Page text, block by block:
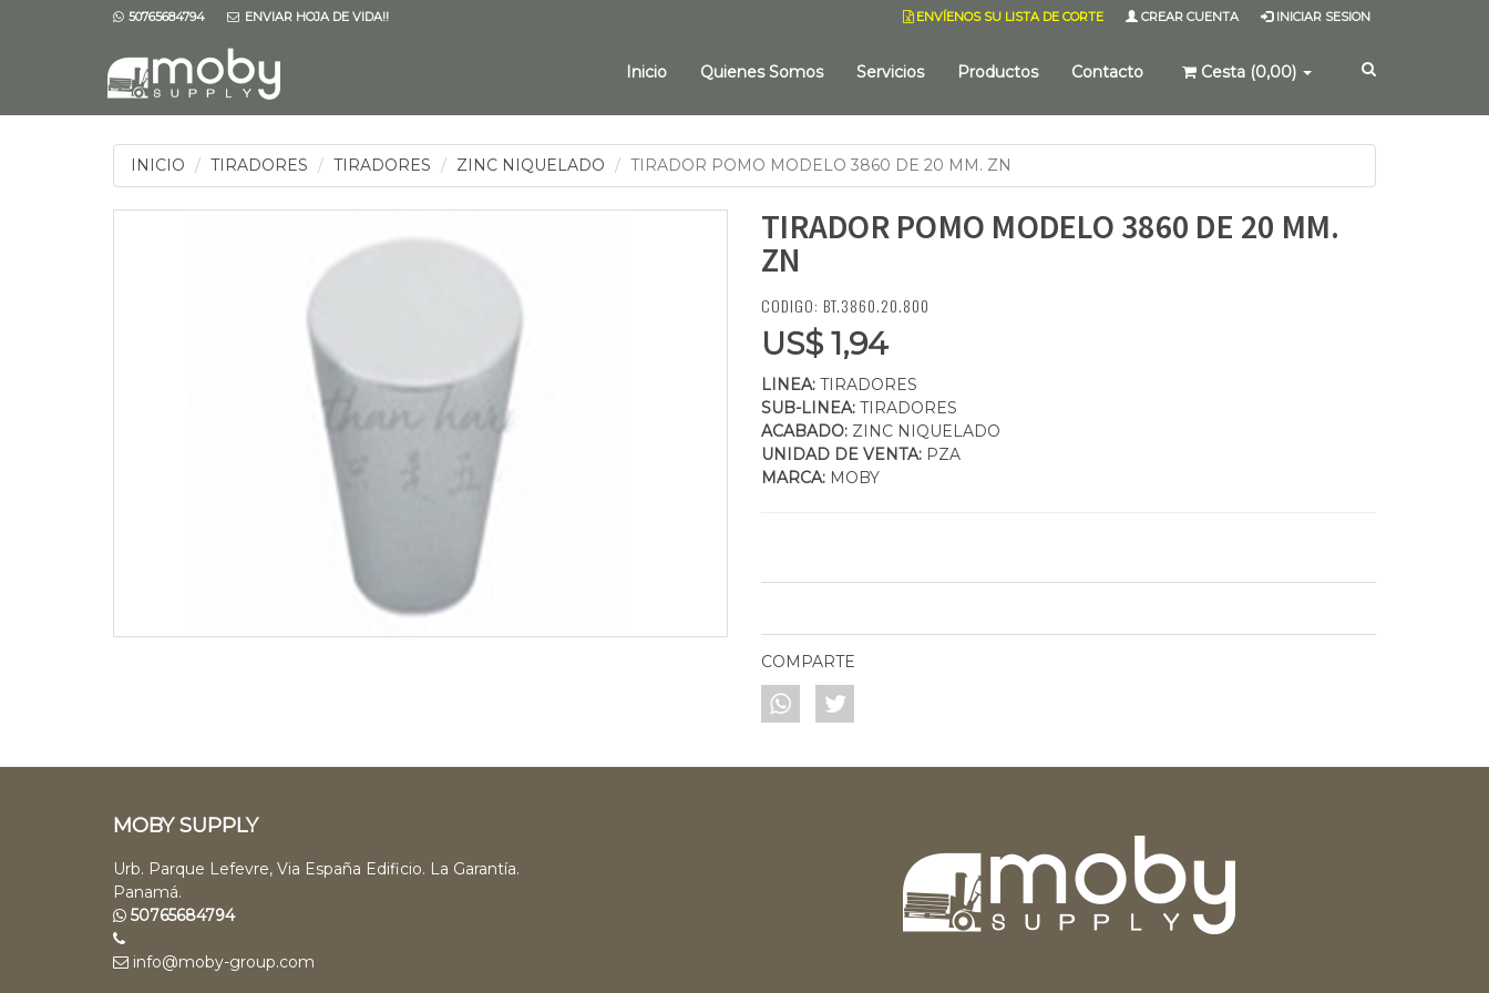
50765684794 ENVIAR HOJA DE VIDA!! ENVÍENOS SU LISTA DE CORTE CREAR CUENTA INICIAR SESION
Inicio Quienes Somos Servicios Productos Contacto Cesta (0,00)
INICIO TIRADORES TIRADORES ZINC NIQUELADO TIRADOR POMO MODELO 3860 DE 20 MM. ZN
TIRADOR POMO MODELO 3860 DE 20 MM.
ZN
CODIGO: BT.3860.20.800
US$ 1,94
LINEA: TIRADORES
SUB-LINEA: TIRADORES
ACABADO: ZINC NIQUELADO
UNIDAD DE VENTA: PZA
MARCA: MOBY
COMPARTE
MOBY SUPPLY
Urb. Parque Lefevre, Via España Edificio. La Garantía.
Panamá.
50765684794
info@moby-group.com